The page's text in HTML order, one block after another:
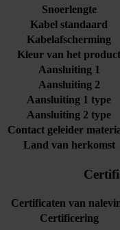
Snoerlengte
Kabel standaard
Kabelafscherming
Kleur van het product
Aansluiting 1
Aansluiting 2
Aansluiting 1 type
Aansluiting 2 type
Contact geleider
Land van herkomst
Certificaten van
Certificering